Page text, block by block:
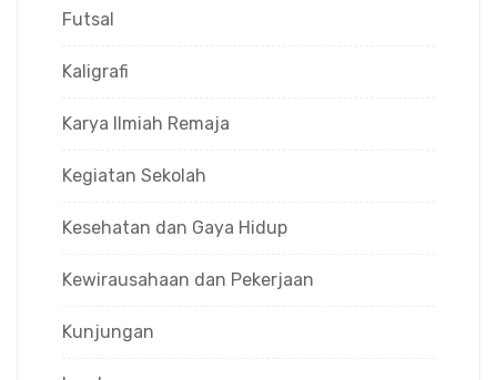
Futsal
Kaligrafi
Karya Ilmiah Remaja
Kegiatan Sekolah
Kesehatan dan Gaya Hidup
Kewirausahaan dan Pekerjaan
Kunjungan